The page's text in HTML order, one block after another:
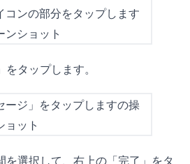
タップします。
を選択して、右上の「完了」をタ